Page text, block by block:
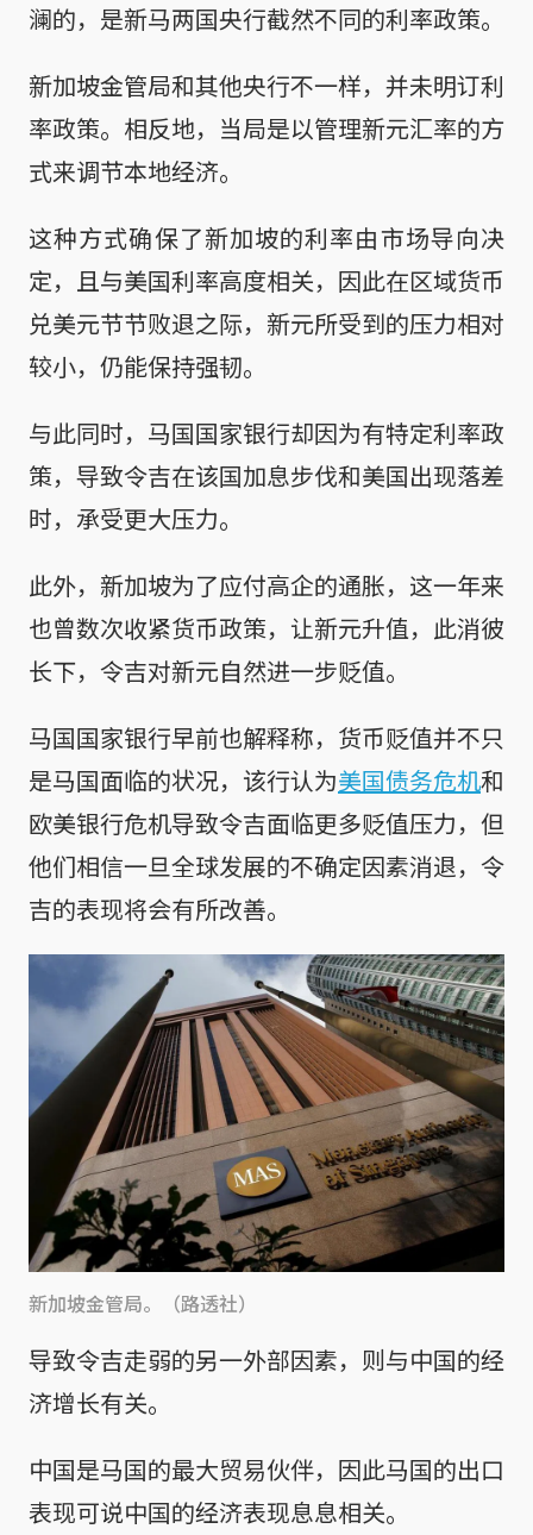
澜的，是新马两国央行截然不同的利率政策。
新加坡金管局和其他央行不一样，并未明订利
率政策。相反地，当局是以管理新元汇率的方
式来调节本地经济。
这种方式确保了新加坡的利率由市场导向决
定，且与美国利率高度相关，因此在区域货币
兑美元节节败退之际，新元所受到的压力相对
较小，仍能保持强韧。
与此同时，马国国家银行却因为有特定利率政
策，导致令吉在该国加息步伐和美国出现落差
时，承受更大压力。
此外，新加坡为了应付高企的通胀，这一年来
也曾数次收紧货币政策，让新元升值，此消彼
长下，令吉对新元自然进一步贬值。
马国国家银行早前也解释称，货币贬值并不只
是马国面临的状况，该行认为美国债务危机和
欧美银行危机导致令吉面临更多贬值压力，但
他们相信一旦全球发展的不确定因素消退，令
吉的表现将会有所改善。
新加坡金管局。（路透社）
导致令吉走弱的另一外部因素，则与中国的经
济增长有关。
中国是马国的最大贸易伙伴，因此马国的出口
表现可说中国的经济表现息息相关。